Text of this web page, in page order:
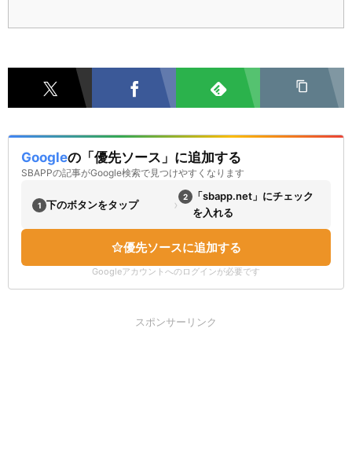
Googleの「優先ソース」に追加する
SBAPPの記事がGoogle検索で見つけやすくなります
1 下のボタンをタップ › 2
「sbapp.net」にチェック
を入れる
優先ソースに追加する
Googleアカウントへのログインが必要です
スポンサーリンク